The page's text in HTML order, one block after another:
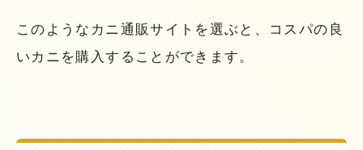
このようなカニ通販サイトを選ぶと、コスパの良
いカニを購入することができます。